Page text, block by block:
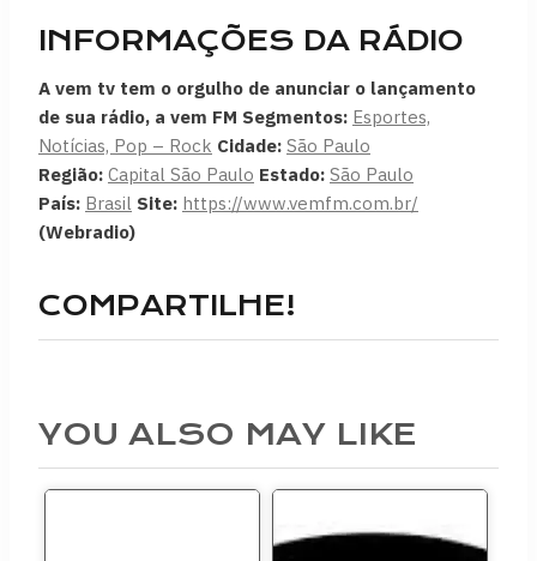
INFORMAÇÕES DA RÁDIO
A vem tv tem o orgulho de anunciar o lançamento
de sua rádio, a vem FM Segmentos: Esportes,
Notícias, Pop – Rock Cidade: São Paulo
Região: Capital São Paulo Estado: São Paulo
País: Brasil Site: https://www.vemfm.com.br/
(Webradio)
COMPARTILHE!
YOU ALSO MAY LIKE